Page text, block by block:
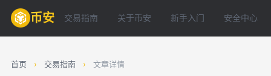
币安 交易指南 关于币安 新手入门 安全中心
首页 › 交易指南 › 文章详情